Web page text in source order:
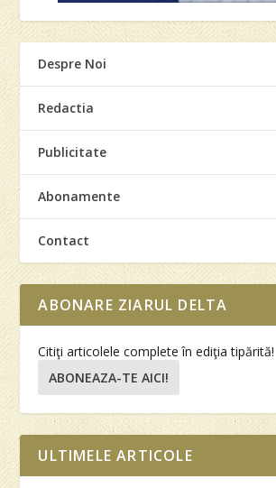
Despre Noi
Redactia
Publicitate
Abonamente
Contact
ABONARE ZIARUL DELTA
Citiţi articolele complete în ediţia tipărită!
ABONEAZA-TE AICI!
ULTIMELE ARTICOLE